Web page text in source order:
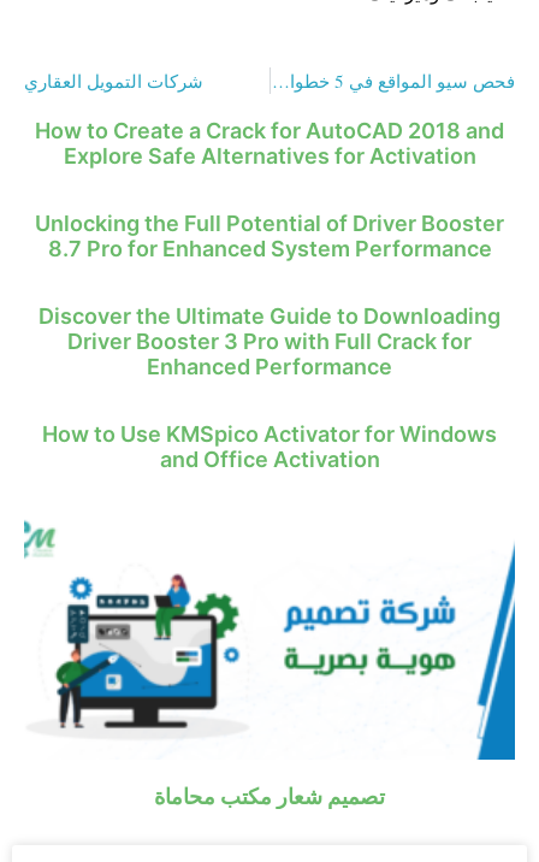
فحص سيو المواقع في 5 خطوات فقط شركات التمويل العقاري
How to Create a Crack for AutoCAD 2018 and
Explore Safe Alternatives for Activation
Unlocking the Full Potential of Driver Booster
8.7 Pro for Enhanced System Performance
Discover the Ultimate Guide to Downloading
Driver Booster 3 Pro with Full Crack for
Enhanced Performance
How to Use KMSpico Activator for Windows
and Office Activation
تصميم شعار مكتب محاماة